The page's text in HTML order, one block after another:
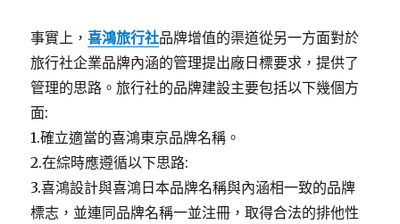
事實上，喜鴻旅行社品牌增值的渠道從另一方面對於
旅行社企業品牌內涵的管理提出廠日標要求，提供了
管理的思路。旅行社的品牌建設主要包括以下幾個方
面:
1.確立適當的喜鴻東京品牌名稱。
2.在綜時應遵循以下思路:
3.喜鴻設計與喜鴻日本品牌名稱與內涵相一致的品牌
標志，並連同品牌名稱一並注冊，取得合法的排他性